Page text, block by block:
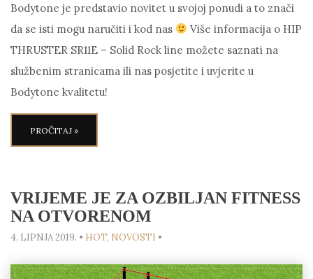
Bodytone je predstavio novitet u svojoj ponudi a to znači
da se isti mogu naručiti i kod nas
Više informacija o HIP
THRUSTER SR11E – Solid Rock line možete saznati na
službenim stranicama ili nas posjetite i uvjerite u
Bodytone kvalitetu!
PROČITAJ »
VRIJEME JE ZA OZBILJAN FITNESS
NA OTVORENOM
4. LIPNJA 2019. • HOT, NOVOSTI •